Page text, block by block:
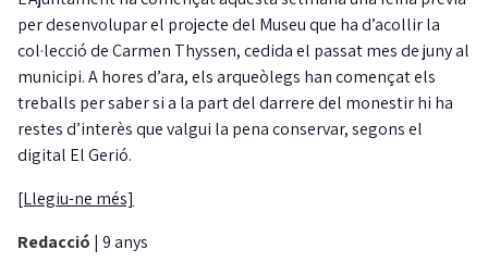
per desenvolupar el projecte del Museu que ha d’acollir la
col·lecció de Carmen Thyssen, cedida el passat mes de juny al
municipi. A hores d’ara, els arqueòlegs han començat els
treballs per saber si a la part del darrere del monestir hi ha
restes d’interès que valgui la pena conservar, segons el
digital El Gerió.
[Llegiu-ne més]
Redacció | 9 anys